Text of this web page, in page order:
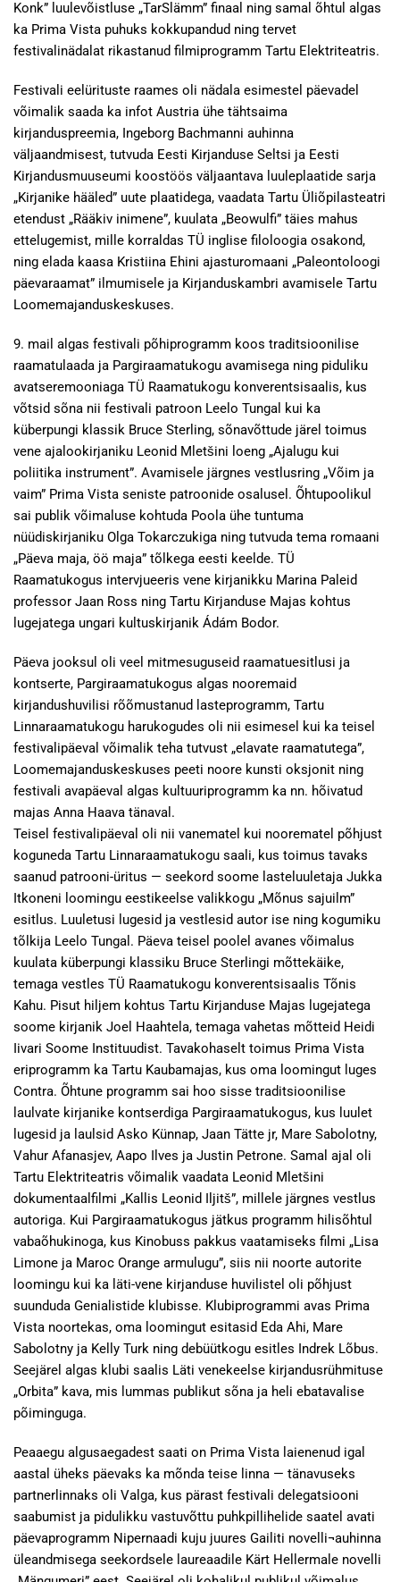
Konk” luulevõistluse „TarSlämm” finaal ning samal õhtul algas
ka Prima Vista puhuks kokkupandud ning tervet
festivalinädalat rikastanud filmiprogramm Tartu Elektriteatris.
Festivali eelürituste raames oli nädala esimestel päevadel
võimalik saada ka infot Austria ühe tähtsaima
kirjanduspreemia, Ingeborg Bachmanni auhinna
väljaandmisest, tutvuda Eesti Kirjanduse Seltsi ja Eesti
Kirjandusmuuseumi koostöös väljaantava luuleplaatide sarja
„Kirjanike hääled” uute plaatidega, vaadata Tartu Üliõpilasteatri
etendust „Rääkiv inimene”, kuulata „Beowulfi” täies mahus
ettelugemist, mille korraldas TÜ inglise filoloogia osakond,
ning elada kaasa Kristiina Ehini ajasturomaani „Paleontoloogi
päevaraamat” ilmumisele ja Kirjanduskambri avamisele Tartu
Loomemajanduskeskuses.
9. mail algas festivali põhiprogramm koos traditsioonilise
raamatulaada ja Pargiraamatukogu avamisega ning piduliku
avatseremooniaga TÜ Raamatukogu konverentsisaalis, kus
võtsid sõna nii festivali patroon Leelo Tungal kui ka
küberpungi klassik Bruce Sterling, sõnavõttude järel toimus
vene ajalookirjaniku Leonid Mletšini loeng „Ajalugu kui
poliitika instrument”. Avamisele järgnes vestlusring „Võim ja
vaim” Prima Vista seniste patroonide osalusel. Õhtupoolikul
sai publik võimaluse kohtuda Poola ühe tuntuma
nüüdiskirjaniku Olga Tokarczukiga ning tutvuda tema romaani
„Päeva maja, öö maja” tõlkega eesti keelde. TÜ
Raamatukogus intervjueeris vene kirjanikku Marina Paleid
professor Jaan Ross ning Tartu Kirjanduse Majas kohtus
lugejatega ungari kultuskirjanik Ádám Bodor.
Päeva jooksul oli veel mitmesuguseid raamatuesitlusi ja
kontserte, Pargiraamatukogus algas nooremaid
kirjandushuvilisi rõõmustanud lasteprogramm, Tartu
Linnaraamatukogu harukogudes oli nii esimesel kui ka teisel
festivalipäeval võimalik teha tutvust „elavate raamatutega”,
Loomemajanduskeskuses peeti noore kunsti oksjonit ning
festivali avapäeval algas kultuuriprogramm ka nn. hõivatud
majas Anna Haava tänaval.
Teisel festivalipäeval oli nii vanematel kui noorematel põhjust
koguneda Tartu Linnaraamatukogu saali, kus toimus tavaks
saanud patrooni-üritus — seekord soome lasteluuletaja Jukka
Itkoneni loomingu eestikeelse valikkogu „Mõnus sajuilm”
esitlus. Luuletusi lugesid ja vestlesid autor ise ning kogumiku
tõlkija Leelo Tungal. Päeva teisel poolel avanes võimalus
kuulata küberpungi klassiku Bruce Sterlingi mõttekäike,
temaga vestles TÜ Raamatukogu konverentsisaalis Tõnis
Kahu. Pisut hiljem kohtus Tartu Kirjanduse Majas lugejatega
soome kirjanik Joel Haahtela, temaga vahetas mõtteid Heidi
Iivari Soome Instituudist. Tavakohaselt toimus Prima Vista
eriprogramm ka Tartu Kaubamajas, kus oma loomingut luges
Contra. Õhtune programm sai hoo sisse traditsioonilise
laulvate kirjanike kontserdiga Pargiraamatukogus, kus luulet
lugesid ja laulsid Asko Künnap, Jaan Tätte jr, Mare Sabolotny,
Vahur Afanasjev, Aapo Ilves ja Justin Petrone. Samal ajal oli
Tartu Elektriteatris võimalik vaadata Leonid Mletšini
dokumentaalfilmi „Kallis Leonid Iljitš”, millele järgnes vestlus
autoriga. Kui Pargiraamatukogus jätkus programm hilisõhtul
vabaõhukinoga, kus Kinobuss pakkus vaatamiseks filmi „Lisa
Limone ja Maroc Orange armulugu”, siis nii noorte autorite
loomingu kui ka läti-vene kirjanduse huvilistel oli põhjust
suunduda Genialistide klubisse. Klubiprogrammi avas Prima
Vista noortekas, oma loomingut esitasid Eda Ahi, Mare
Sabolotny ja Kelly Turk ning debüütkogu esitles Indrek Lõbus.
Seejärel algas klubi saalis Läti venekeelse kirjandusrühmituse
„Orbita” kava, mis lummas publikut sõna ja heli ebatavalise
põiminguga.
Peaaegu algusaegadest saati on Prima Vista laienenud igal
aastal üheks päevaks ka mõnda teise linna — tänavuseks
partnerlinnaks oli Valga, kus pärast festivali delegatsiooni
saabumist ja pidulikku vastuvõttu puhkpillihelide saatel avati
päevaprogramm Nipernaadi kuju juures Gailiti novelli¬auhinna
üleandmisega seekordsele laureaadile Kärt Hellermale novelli